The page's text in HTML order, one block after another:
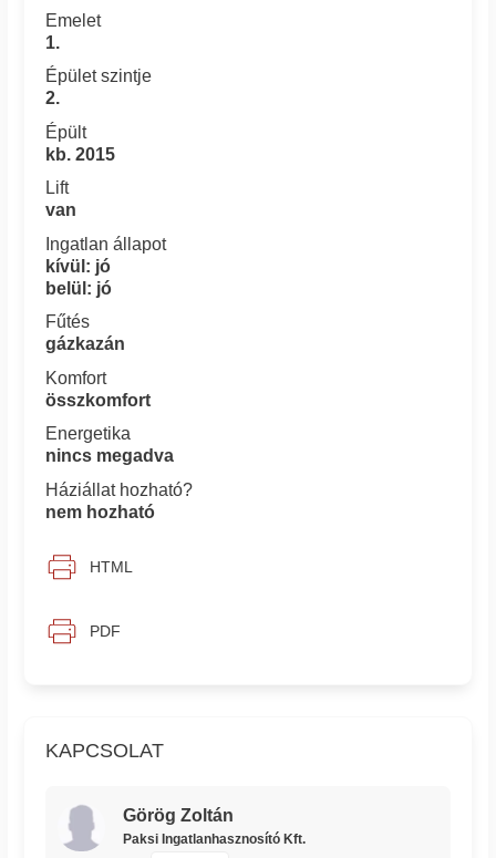
KAPCSOLAT
Görög Zoltán
Paksi Ingatlanhasznosító Kft.
Emelet
1.
Épület szintje
2.
Épült
kb. 2015
Lift
van
Ingatlan állapot
kívül: jó
belül: jó
Fűtés
gázkazán
Komfort
összkomfort
Energetika
nincs megadva
Háziállat hozható?
nem hozható
HTML
PDF